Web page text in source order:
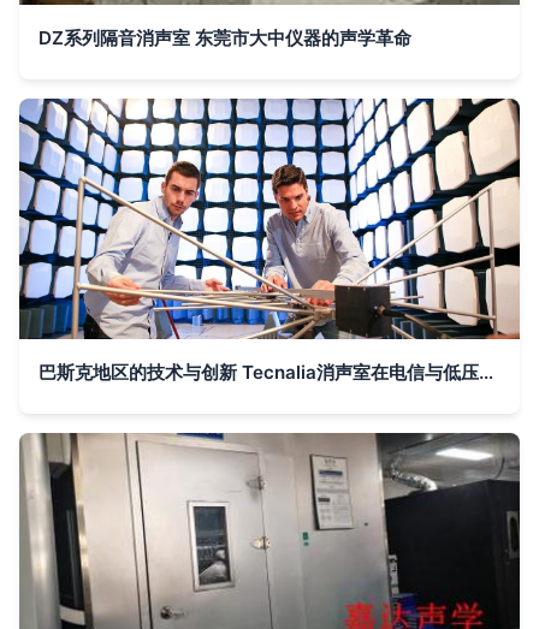
DZ系列隔音消声室 东莞市大中仪器的声学革命
巴斯克地区的技术与创新 Tecnalia消声室在电信与低压电器认证中的角色